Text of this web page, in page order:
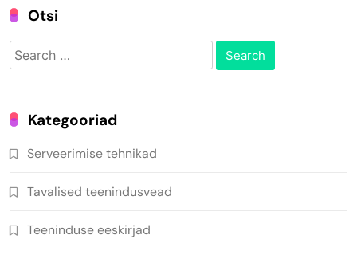
Otsi
Search
for:
Kategooriad
Serveerimise tehnikad
Tavalised teenindusvead
Teeninduse eeskirjad